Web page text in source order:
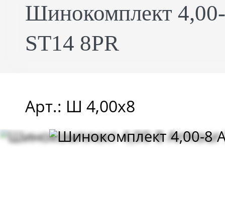
Шинокомплект
ST14 8PR
Арт.: Ш 4,00x8